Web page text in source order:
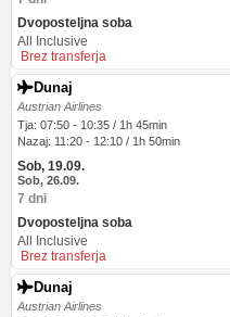
Dvoposteljna soba
All Inclusive
Brez transferja
Dunaj
Austrian Airlines
Tja: 07:50 - 10:35 / 1h 45min
Nazaj: 11:20 - 12:10 / 1h 50min
Sob, 19.09.
Sob, 26.09.
7 dni
Dvoposteljna soba
All Inclusive
Brez transferja
Dunaj
Austrian Airlines